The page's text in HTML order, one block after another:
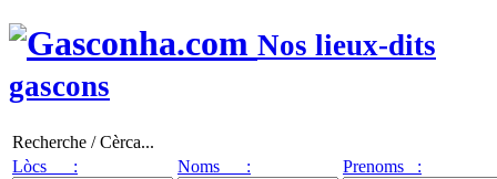
Nos lieux-dits
gascons
Recherche / Cèrca...
Lòcs :
Noms : Prenoms :